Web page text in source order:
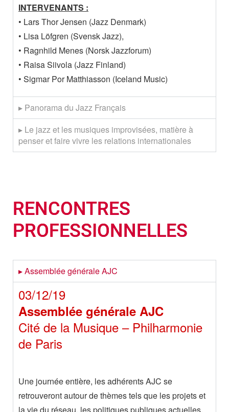
INTERVENANTS :
• Lars Thor Jensen (Jazz Denmark)
• Lisa Löfgren (Svensk Jazz),
• Ragnhild Menes (Norsk Jazzforum)
• Raisa Siivola (Jazz Finland)
• Sigmar Por Matthiasson (Iceland Music)
▸ Panorama du Jazz Français
▸ Le jazz et les musiques improvisées, matière à
penser et faire vivre les relations internationales
RENCONTRES
PROFESSIONNELLES
▸ Assemblée générale AJC
03/12/19
Assemblée générale AJC
Cité de la Musique – Philharmonie
de Paris
Une journée entière, les adhérents AJC se
retrouveront autour de thèmes tels que les projets et